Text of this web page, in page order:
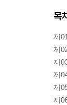
목
제
제
제
제
제
제